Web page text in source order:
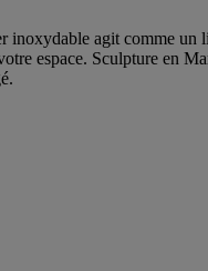
inoxydable agit comme
espace. Sculpture en